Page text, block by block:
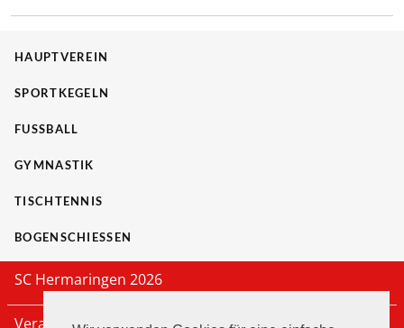
HAUPTVEREIN
SPORTKEGELN
FUSSBALL
GYMNASTIK
TISCHTENNIS
BOGENSCHIESSEN
SC Hermaringen 2026
Veranstaltungen